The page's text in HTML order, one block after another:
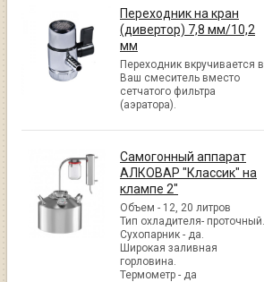
Переходник на кран
(дивертор) 7,8 мм/10,2
мм
Переходник вкручивается в
Ваш смеситель вместо
сетчатого фильтра
(аэратора).
Самогонный аппарат
АЛКОВАР "Классик" на
клампе 2"
Объем - 12, 20 литров
Тип охладителя- проточный.
Сухопарник - да.
Широкая заливная
горловина.
Термометр - да